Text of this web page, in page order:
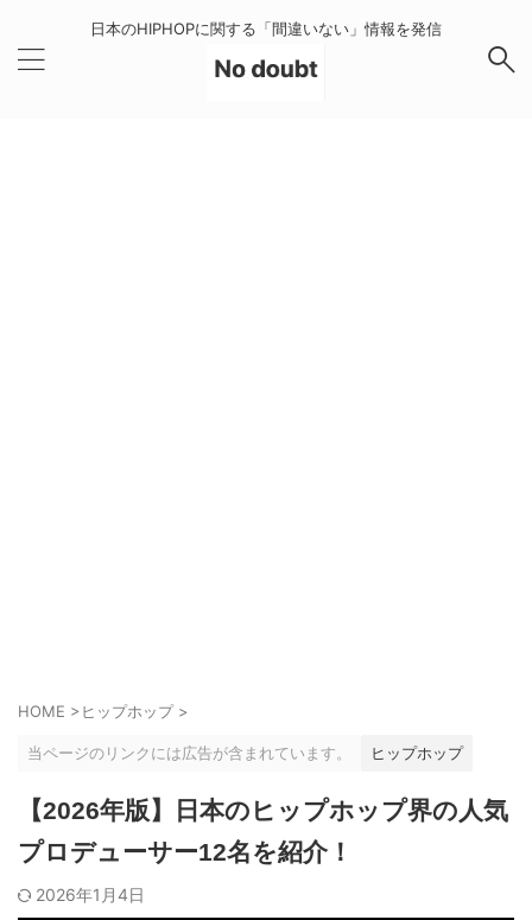
日本のHIPHOPに関する「間違いない」情報を発信
HOME >ヒップホップ >
当ページのリンクには広告が含まれています。 ヒップホップ
【2026年版】日本のヒップホップ界の人気
プロデューサー12名を紹介！
2026年1月4日